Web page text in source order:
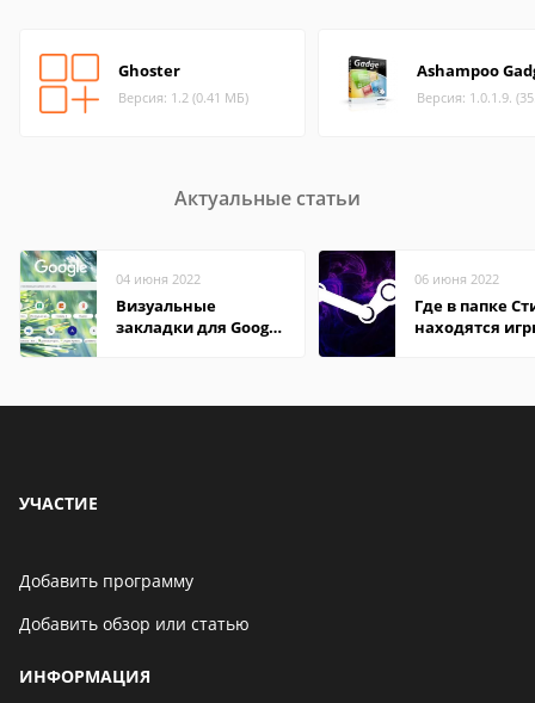
Ghoster
Версия: 1.2 (0.41 МБ)
Ashampoo
Версия: 1.0.1.9.
Актуальные статьи
04 июня 2022
Визуальные
закладки для Google
06 июня 2022
Где в папке
находятся
УЧАСТИЕ
Добавить программу
Добавить обзор или статью
ИНФОРМАЦИЯ